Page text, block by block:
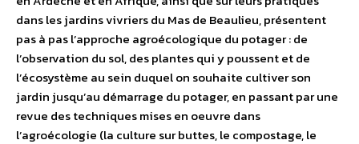
dans les jardins vivriers du Mas de Beaulieu, présentent
pas à pas l’approche agroécologique du potager : de
l’observation du sol, des plantes qui y poussent et de
l’écosystème au sein duquel on souhaite cultiver son
jardin jusqu’au démarrage du potager, en passant par une
revue des techniques mises en oeuvre dans
l’agroécologie (la culture sur buttes, le compostage, le